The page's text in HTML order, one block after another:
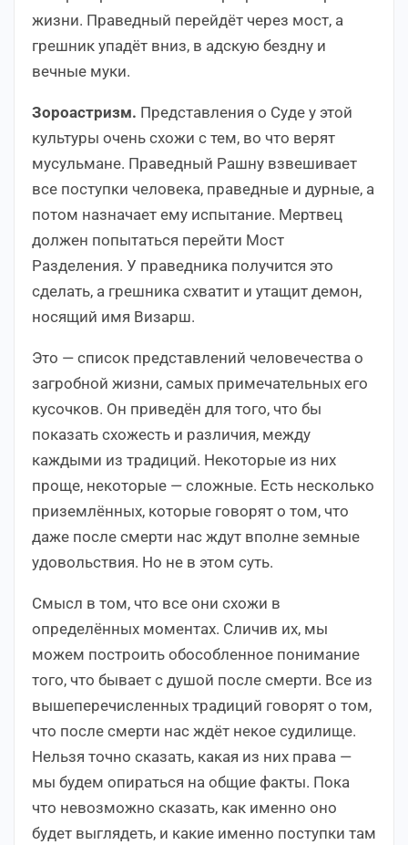
жизни. Праведный перейдёт через мост, а
грешник упадёт вниз, в адскую бездну и
вечные муки.
Зороастризм. Представления о Суде у этой
культуры очень схожи с тем, во что верят
мусульмане. Праведный Рашну взвешивает
все поступки человека, праведные и дурные, а
потом назначает ему испытание. Мертвец
должен попытаться перейти Мост
Разделения. У праведника получится это
сделать, а грешника схватит и утащит демон,
носящий имя Визарш.
Это — список представлений человечества о
загробной жизни, самых примечательных его
кусочков. Он приведён для того, что бы
показать схожесть и различия, между
каждыми из традиций. Некоторые из них
проще, некоторые — сложные. Есть несколько
приземлённых, которые говорят о том, что
даже после смерти нас ждут вполне земные
удовольствия. Но не в этом суть.
Смысл в том, что все они схожи в
определённых моментах. Сличив их, мы
можем построить обособленное понимание
того, что бывает с душой после смерти. Все из
вышеперечисленных традиций говорят о том,
что после смерти нас ждёт некое судилище.
Нельзя точно сказать, какая из них права —
мы будем опираться на общие факты. Пока
что невозможно сказать, как именно оно
будет выглядеть, и какие именно поступки там